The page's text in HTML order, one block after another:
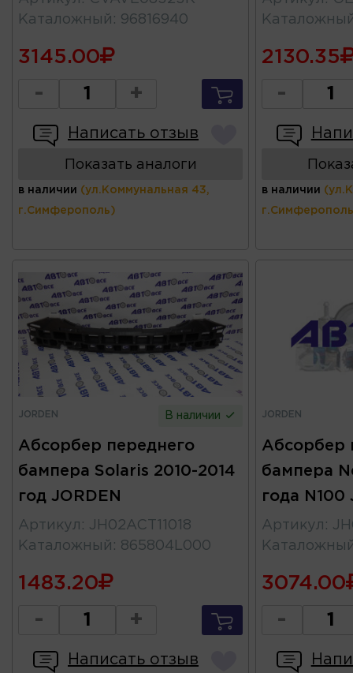
Каталожный : 96816940
3145.00
- +
Написать отзыв
Показать аналоги
в наличии (ул.Коммунальная 43,
г.Симферополь)
2130.35
-
в наличии
JORDEN В наличии
Абсорбер переднего
бампера Solaris 2010-2014
год JORDEN
Артикул : JH02ACT11018
Каталожный : 865804L000
1483.20
- +
Написать отзыв
JORDEN
Абсорбер
бампера
года N100
Артикул :
3074.00
-